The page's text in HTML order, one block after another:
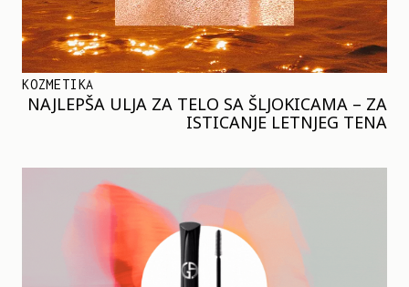
KOZMETIKA
NAJLEPŠA ULJA ZA TELO SA ŠLJOKICAMA – ZA
ISTICANJE LETNJEG TENA